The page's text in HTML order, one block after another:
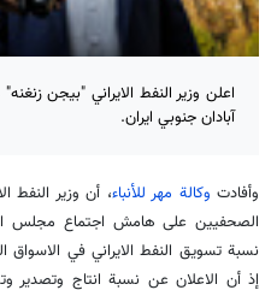
اعلن وزير النفط الايراني "بيجن
آبادان جنوبي ايران.
وأفادت وكالة مهر للأنباء، أن وزير النفط
الصحفيين على هامش اجتماع مجلس
نسبة تسويق النفط الايراني في
إذ أن الاعلان عن نسبة انتاج وتصدير